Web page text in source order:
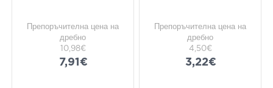
Препоръчителна цена на
дребно
10,98€
7,91€
Препоръчителна цена на
дребно
4,50€
3,22€